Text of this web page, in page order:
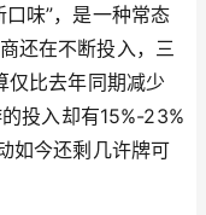
味”，是一种常态
还在不断投入，三
比去年同期减少
投入却有15%-23%
如今还剩几许牌可